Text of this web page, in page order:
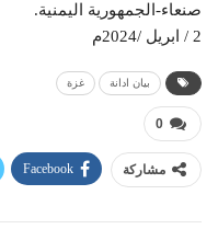
صنعاء-الجمهورية اليمنية.
2 / ابريل /2024م
بيان ادانة غزة
0
مشاركة Facebook